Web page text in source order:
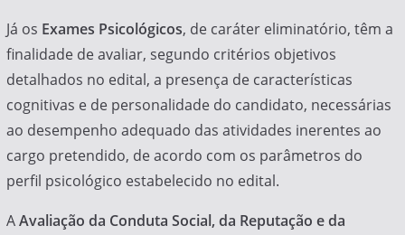
Já os Exames Psicológicos, de caráter eliminatório, têm a
finalidade de avaliar, segundo critérios objetivos
detalhados no edital, a presença de características
cognitivas e de personalidade do candidato, necessárias
ao desempenho adequado das atividades inerentes ao
cargo pretendido, de acordo com os parâmetros do
perfil psicológico estabelecido no edital.
AAvaliação da Conduta Social, da Reputação e da